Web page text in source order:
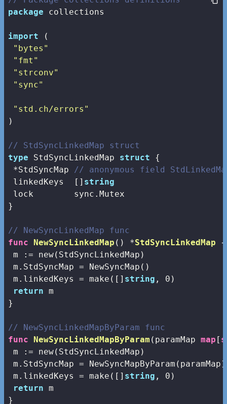
package collections
import (
"bytes"
"fmt"
"strconv"
"sync"
"std.ch/errors"
)
// StdSyncLinkedMap struct
type StdSyncLinkedMap struct {
*StdSyncMap // anonymous field
linkedKeys  [] string
lock        sync.Mutex
}
// NewSyncLinkedMap func
func
NewSyncLinkedMap () *StdSyncLinkedMap {
m := new(StdSyncLinkedMap)
m.StdSyncMap = NewSyncMap()
m.linkedKeys = make ([] string , 0 )
return m
}
// NewSyncLinkedMapByParam func
func
NewSyncLinkedMapByParam (paramMap map [
m := new(StdSyncLinkedMap)
m.StdSyncMap = NewSyncMapByParam(paramMap)
m.linkedKeys = make ([] string , 0 )
return m
}